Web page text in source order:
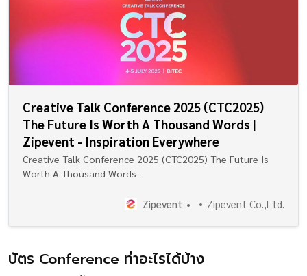
Creative Talk Conference 2025 (CTC2025)
The Future Is Worth A Thousand Words |
Zipevent - Inspiration Everywhere
Creative Talk Conference 2025 (CTC2025) The Future Is
Worth A Thousand Words -
Zipevent Zipevent Co.,Ltd.
บัตร Conference ทำอะไรได้บ้าง